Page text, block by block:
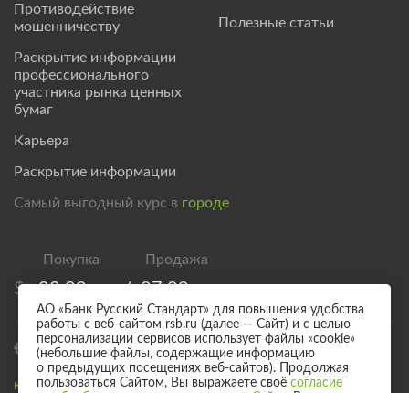
Противодействие
мошенничеству
Раскрытие информации
профессионального
участника рынка ценных
бумаг
Карьера
Раскрытие информации
Полезные статьи
Самый выгодный курс в городе
$ 82,00 / 87,00
€ 94,00 / 99,00
Курс валют для безналичного обмена
АО «Банк Русский Стандарт» для повышения удобства
работы с веб-сайтом rsb.ru (далее — Сайт) и с целью
персонализации сервисов использует файлы «cookie»
(небольшие файлы, содержащие информацию
о предыдущих посещениях веб-сайтов). Продолжая
пользоваться Сайтом, Вы выражаете своё согласие